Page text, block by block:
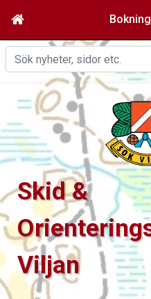
Bokning
Skid &
Viljan